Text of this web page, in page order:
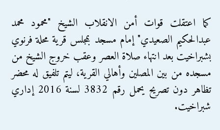
كما اعتقلت قوات أمن الانقلاب الشيخ "محمود محمد
عبدالحكيم الصعيدي" إمام مسجد بمجلس قرية محلة فرنوي
بشبراخيت بعد انتهاء صلاة العصر وعقب خروج الشيخ من
مسجده من بين المصلين وأهالي القرية، ليتم تلفيق له محضر
تظاهر دون تصريح يحمل رقم 3832 لسنة 2016 إداري
شبراخيت.